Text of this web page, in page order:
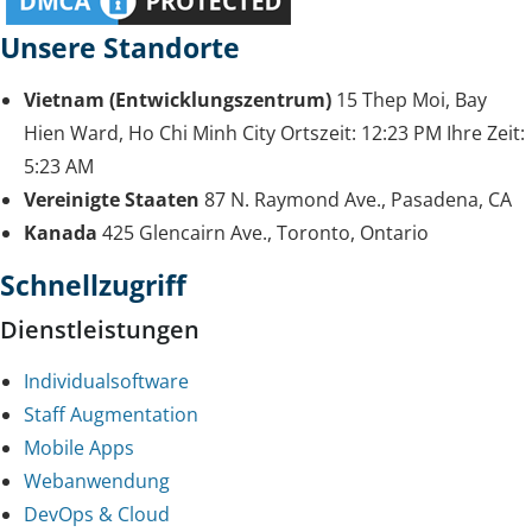
Unsere Standorte
Vietnam (Entwicklungszentrum) 15 Thep Moi, Bay
Hien Ward, Ho Chi Minh City Ortszeit: 12:23 PM Ihre Zeit:
5:23 AM
Vereinigte Staaten 87 N. Raymond Ave., Pasadena, CA
Kanada 425 Glencairn Ave., Toronto, Ontario
Schnellzugriff
Dienstleistungen
Individualsoftware
Staff Augmentation
Mobile Apps
Webanwendung
DevOps & Cloud